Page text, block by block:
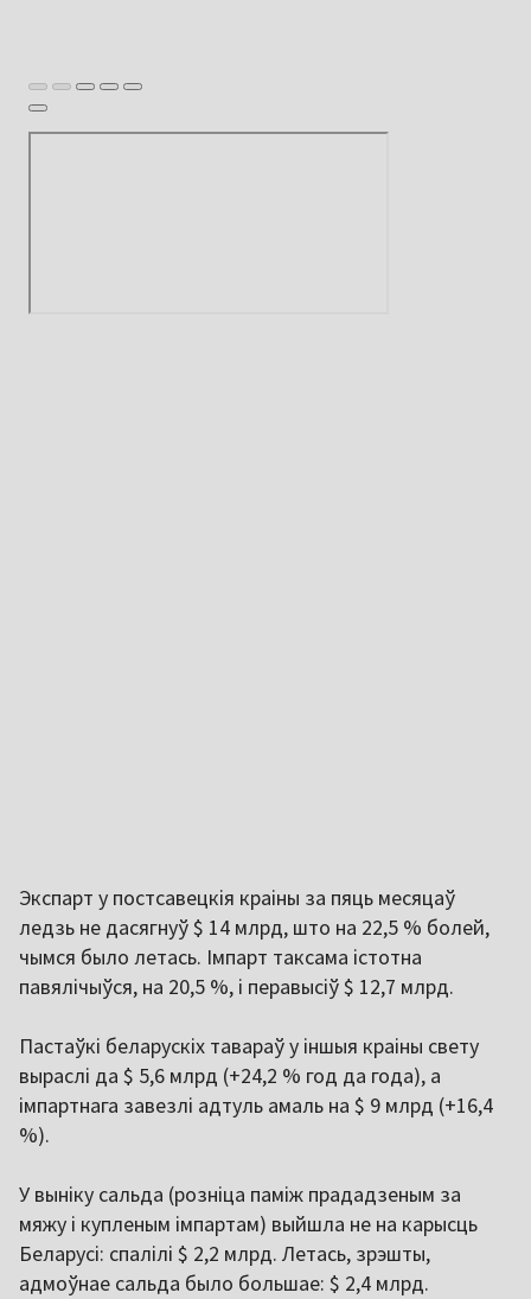
Экспарт у постсавецкія краіны за пяць месяцаў
ледзь не дасягнуў $ 14 млрд, што на 22,5 % болей,
чымся было летась. Імпарт таксама істотна
павялічыўся, на 20,5 %, і перавысіў $ 12,7 млрд.
Пастаўкі беларускіх тавараў у іншыя краіны свету
выраслі да $ 5,6 млрд (+24,2 % год да года), а
імпартнага завезлі адтуль амаль на $ 9 млрд (+16,4
%).
У выніку сальда (розніца паміж прададзеным за
мяжу і купленым імпартам) выйшла не на карысць
Беларусі: спалілі $ 2,2 млрд. Летась, зрэшты,
адмоўнае сальда было большае: $ 2,4 млрд.